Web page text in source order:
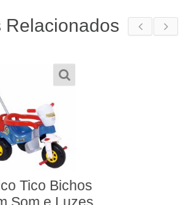
Relacionados
Velocita Vermelho